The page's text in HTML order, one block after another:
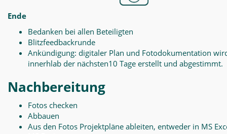
Ende
Bedanken bei allen Beteiligten
Blitzfeedbackrunde
Ankündigung: digitaler Plan und Fotodokumentation
innerhlab der nächsten10 Tage erstellt und abgestimmt.
Nachbereitung
Fotos checken
Abbauen
Aus den Fotos Projektpläne ableiten, entweder in MS